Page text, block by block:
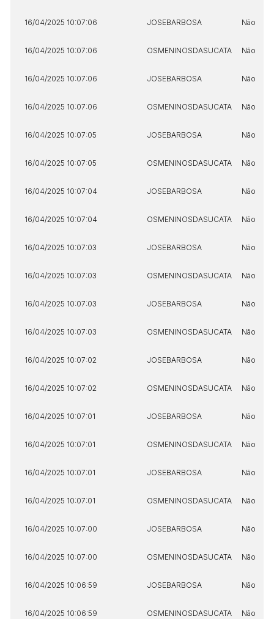
16/04/2025 10:07:06 JOSEBARBOSA Não
16/04/2025 10:07:06 OSMENINOSDASUCATA Não
16/04/2025 10:07:06 JOSEBARBOSA Não
16/04/2025 10:07:06 OSMENINOSDASUCATA Não
16/04/2025 10:07:05 JOSEBARBOSA Não
16/04/2025 10:07:05 OSMENINOSDASUCATA Não
16/04/2025 10:07:04 JOSEBARBOSA Não
16/04/2025 10:07:04 OSMENINOSDASUCATA Não
16/04/2025 10:07:03 JOSEBARBOSA Não
16/04/2025 10:07:03 OSMENINOSDASUCATA Não
16/04/2025 10:07:03 JOSEBARBOSA Não
16/04/2025 10:07:03 OSMENINOSDASUCATA Não
16/04/2025 10:07:02 JOSEBARBOSA Não
16/04/2025 10:07:02 OSMENINOSDASUCATA Não
16/04/2025 10:07:01 JOSEBARBOSA Não
16/04/2025 10:07:01 OSMENINOSDASUCATA Não
16/04/2025 10:07:01 JOSEBARBOSA Não
16/04/2025 10:07:01 OSMENINOSDASUCATA Não
16/04/2025 10:07:00 JOSEBARBOSA Não
16/04/2025 10:07:00 OSMENINOSDASUCATA Não
16/04/2025 10:06:59 JOSEBARBOSA Não
16/04/2025 10:06:59 OSMENINOSDASUCATA Não